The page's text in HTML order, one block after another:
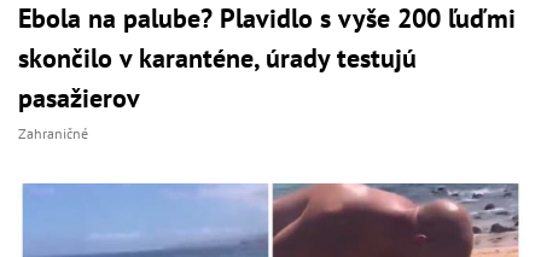
Ebola na palube? Plavidlo s vyše 200 ľuďmi
skončilo v karanténe, úrady testujú
pasažierov
Zahraničné